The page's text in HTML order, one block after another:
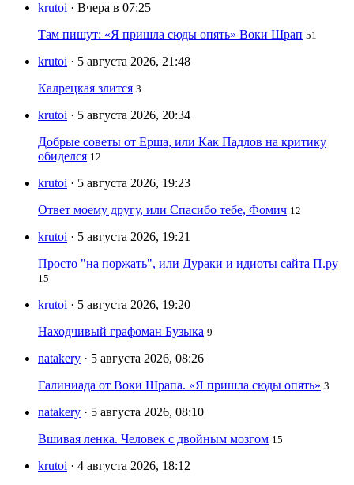
krutoi · Вчера в 07:25
Там пишут: «Я пришла сюды опять» Воки Шрап 51
krutoi · 5 августа 2026, 21:48
Калрецкая злится 3
krutoi · 5 августа 2026, 20:34
Добрые советы от Ерша, или Как Падлов на критику
обиделся 12
krutoi · 5 августа 2026, 19:23
Ответ моему другу, или Спасибо тебе, Фомич 12
krutoi · 5 августа 2026, 19:21
Просто "на поржать", или Дураки и идиоты сайта П.ру
15
krutoi · 5 августа 2026, 19:20
Находчивый графоман Бузыка 9
natakery · 5 августа 2026, 08:26
Галиниада от Воки Шрапа. «Я пришла сюды опять» 3
natakery · 5 августа 2026, 08:10
Вшивая ленка. Человек с двойным мозгом 15
krutoi · 4 августа 2026, 18:12